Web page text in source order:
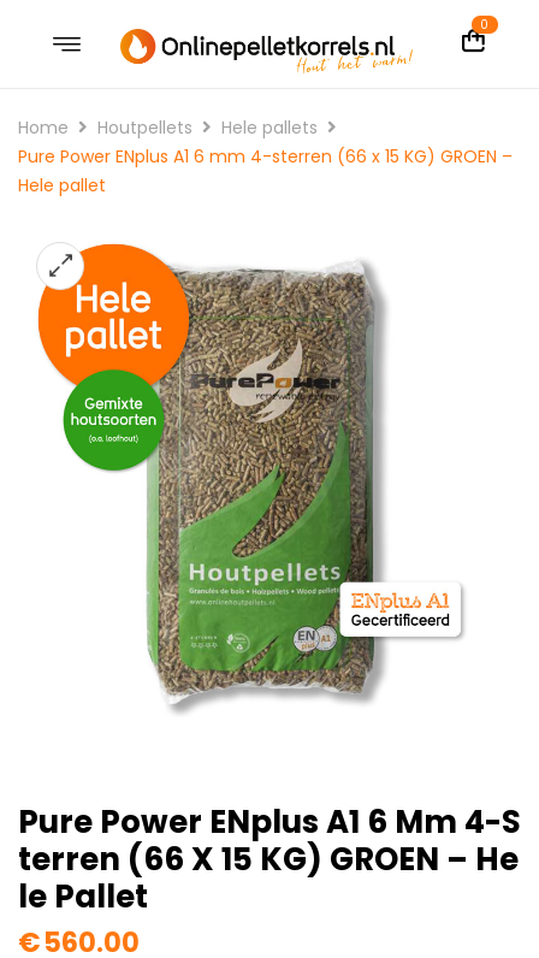
0
Home Houtpellets
Hele pallets
Pure Power ENplus A1 6 mm 4-sterren (66 x 15 KG) GROEN –
Hele pallet
Pure Power ENplus A1 6 Mm 4-S
Terren (66 X 15 KG) GROEN – He
Le Pallet
€560.00